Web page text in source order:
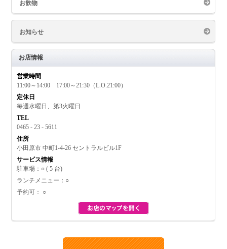
お飲物
お知らせ
お店情報
営業時間
11:00～14:00 17:00～21:30（L.O.21:00）
定休日
毎週水曜日、第3火曜日
TEL
0465 - 23 - 5611
住所
小田原市 中町1-4-26 セントラルビル1F
サービス情報
駐車場：○ ( 5 台)
ランチメニュー：○
予約可： ○